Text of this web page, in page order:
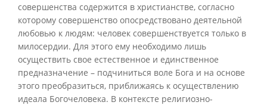
совершенства содержится в христианстве, согласно
которому совершенство опосредствовано деятельной
любовью к людям: человек совершенствуется только в
милосердии. Для этого ему необходимо лишь
осуществить свое естественное и единственное
предназначение – подчиниться воле Бога и на основе
этого преобразиться, приближаясь к осуществлению
идеала Богочеловека. В контексте религиозно-